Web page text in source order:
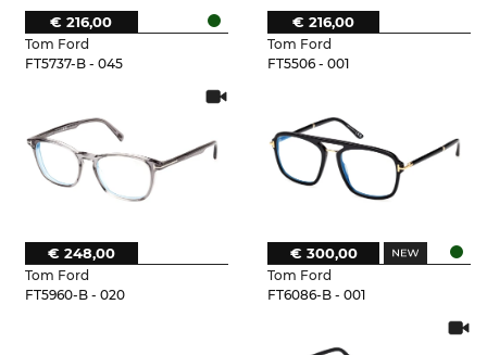
Tom Ford
FT5737-B - 045
€ 216,00
Tom Ford
FT5506 - 001
€ 216,00
Tom Ford
FT5960-B - 020
€ 248,00
Tom Ford
FT6086-B - 001
€ 300,00